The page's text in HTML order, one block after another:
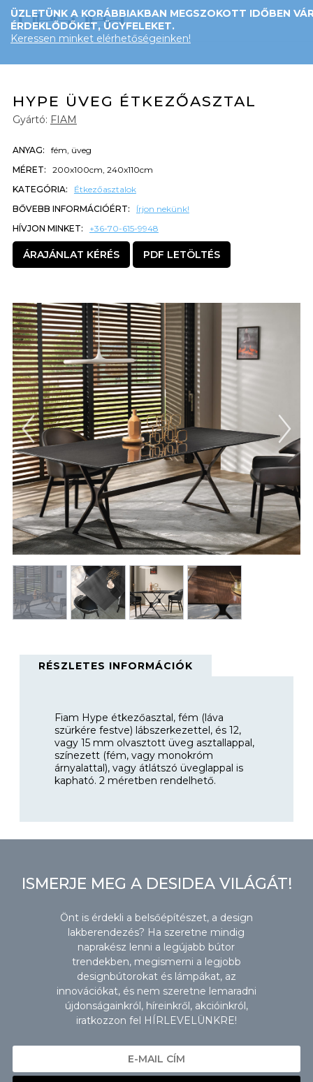
ÜZLETÜNK A KORÁBBIAKBAN MEGSZOKOTT IDŐBEN
ÉRDEKLŐDŐKET, ÜGYFELEKET.
Keressen minket elérhetőségeinken!
HYPE ÜVEG ÉTKEZŐASZTAL
Gyártó: FIAM
ANYAG:
fém, üveg
MÉRET:
200x100cm, 240x110cm
KATEGÓRIA:
Étkezőasztalok
BŐVEBB INFORMÁCIÓÉRT:
Írjon nekünk!
HÍVJON MINKET:
+36-70-615-9948
ÁRAJÁNLAT KÉRÉS PDF LETÖLTÉS
RÉSZLETES INFORMÁCIÓK
Fiam Hype étkezőasztal, fém (láva
szürkére festve) lábszerkezettel, és 12,
vagy 15 mm olvasztott üveg asztallappal,
színezett (fém, vagy monokróm
árnyalattal), vagy átlátszó üveglappal is
kapható. 2 méretben rendelhető.
ISMERJE MEG A DESIDEA VILÁGÁT!
Önt is érdekli a belsőépítészet, a design
lakberendezés? Ha szeretne mindig
naprakész lenni a legújabb bútor
trendekben, megismerni a legjobb
designbútorokat és lámpákat, az
innovációkat, és nem szeretne lemaradni
újdonságainkról, híreinkről, akcióinkról,
iratkozzon fel HÍRLEVELÜNKRE!